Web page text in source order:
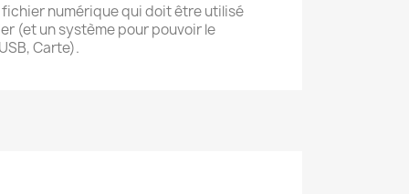
fichier numérique qui doit être utilisé
(et un système pour pouvoir le
Carte).